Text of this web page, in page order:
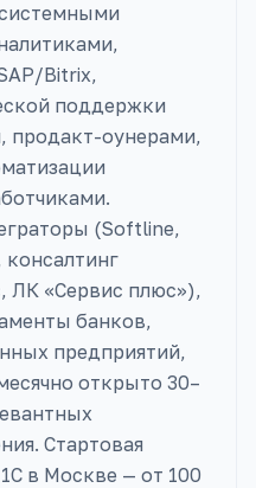
Bitrix,
поддержки
продакт-оунерами,
(Softline,
ЛК «Сервис плюс»),
банков,
предприятий,
открыто 30–
Стартовая
в Москве — от 100